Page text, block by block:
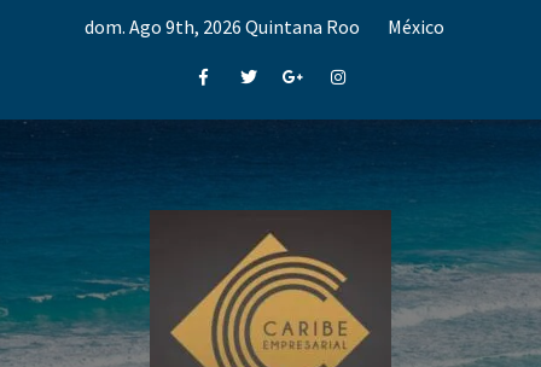
dom. Ago 9th, 2026 Quintana Roo México
FacebookTwitterGoogle+Instagram